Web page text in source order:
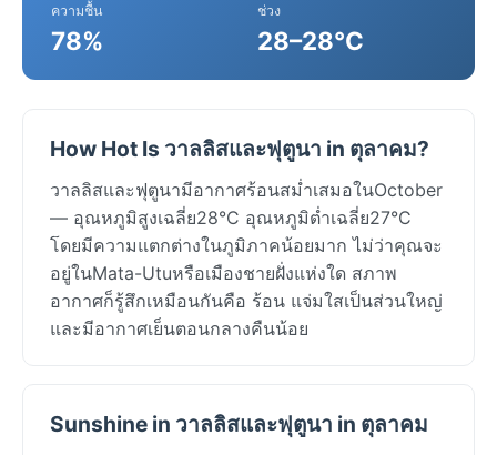
ความชื้น
78%
ช่วง
28–28°C
How Hot Is วาลลิสและฟุตูนา in ตุลาคม?
วาลลิสและฟุตูนามีอากาศร้อนสม่ำเสมอในOctober
— อุณหภูมิสูงเฉลี่ย28°C อุณหภูมิต่ำเฉลี่ย27°C
โดยมีความแตกต่างในภูมิภาคน้อยมาก ไม่ว่าคุณจะ
อยู่ในMata-Utuหรือเมืองชายฝั่งแห่งใด สภาพ
อากาศก็รู้สึกเหมือนกันคือ ร้อน แจ่มใสเป็นส่วนใหญ่
และมีอากาศเย็นตอนกลางคืนน้อย
Sunshine in วาลลิสและฟุตูนา in ตุลาคม